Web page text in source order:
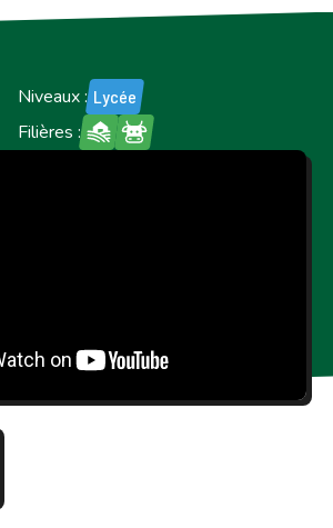
Niveaux : Lycée
Filières :